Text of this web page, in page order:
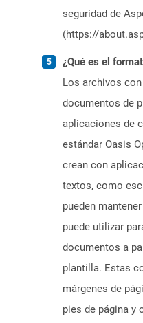
seguridad de
(https://
¿Qué es el
Los archivos
documentos de
aplicaciones de
estándar Oasis
crean con
textos, como
pueden
puede utilizar
documentos a
plantilla. Estas
márgenes de
pies de página y